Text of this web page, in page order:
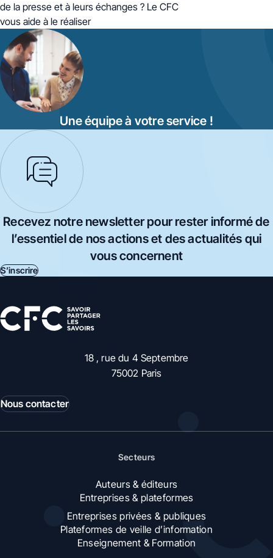
de la presse et à leurs échanges ? Le CFC
vous aide à le réaliser
Une équipe à votre service !
Recevez notre newsletter pour rester informé de
l’essentiel de nos actions et des actualités qui
vous concernent
S’inscrire
18 , rue du 4 Septembre
75002 Paris
Nous contacter
Secteurs
Auteurs & éditeurs
Entreprises & plateformes
Entreprises privées & publiques
Plateformes de veille d’information
Enseignement & Formation